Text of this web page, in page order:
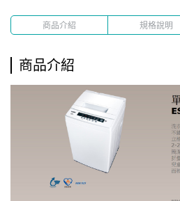
商品介紹 規格說明
商品介紹